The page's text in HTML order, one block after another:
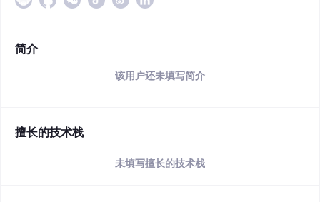
简介
该用户还未填写简介
擅长的技术栈
未填写擅长的技术栈